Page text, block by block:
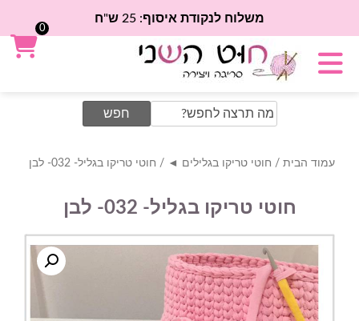
משלוח לנקודת איסוף: 25 ש"ח
Search
for:
עמוד הבית / חוטי טריקו בגלילים ◄ / חוטי טריקו בגליל- 032- לבן
חוטי טריקו בגליל- 032- לבן
0